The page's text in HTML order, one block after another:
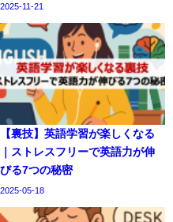
2025-11-21
【裏技】英語学習が楽しくなる
｜ストレスフリーで英語力が伸
びる7つの秘密
2025-05-18